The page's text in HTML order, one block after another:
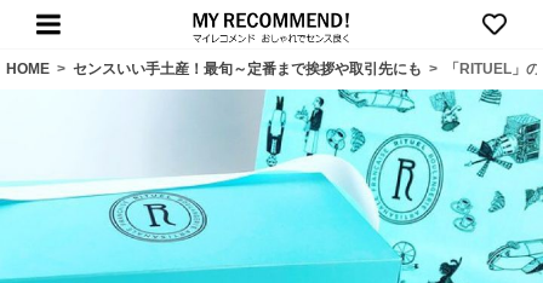
HOME > センスいい手土産！最旬～定番まで挨拶や取引先にも > 「RITUEL」